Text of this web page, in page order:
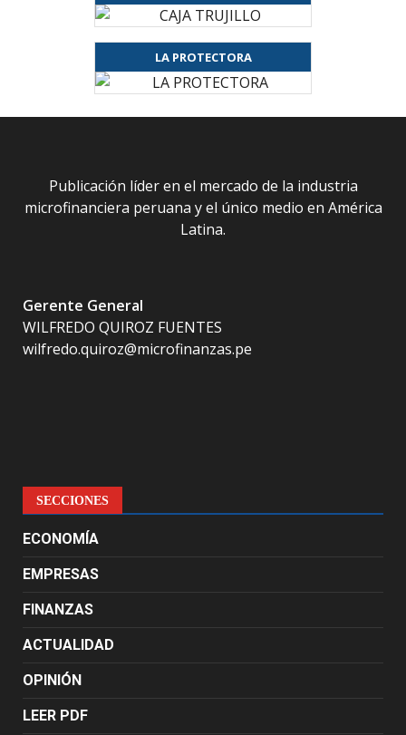
LA PROTECTORA
Publicación líder en el mercado de la industria
microfinanciera peruana y el único medio en América
Latina.
Gerente General
WILFREDO QUIROZ FUENTES
wilfredo.quiroz@microfinanzas.pe
SECCIONES
ECONOMÍA
EMPRESAS
FINANZAS
ACTUALIDAD
OPINIÓN
LEER PDF